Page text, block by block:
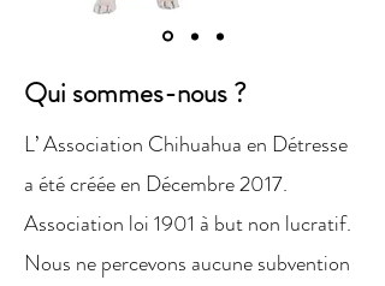
Qui sommes-nous ?
L’ Association Chihuahua en Détresse
a été créée en Décembre 2017.
Association loi 1901 à but non lucratif.
Nous ne percevons aucune subvention